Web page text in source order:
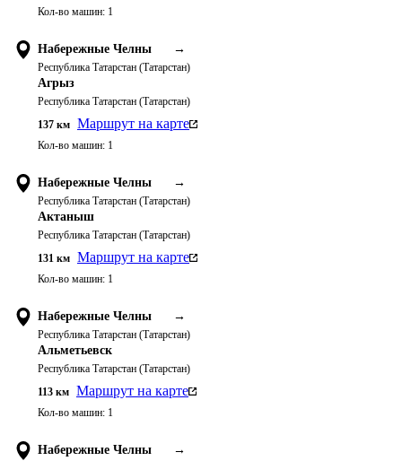
Кол-во машин: 1
Набережные Челны →
Республика Татарстан (Татарстан)
Агрыз
Республика Татарстан (Татарстан)
137 км Маршрут на карте
Кол-во машин: 1
Набережные Челны →
Республика Татарстан (Татарстан)
Актаныш
Республика Татарстан (Татарстан)
131 км Маршрут на карте
Кол-во машин: 1
Набережные Челны →
Республика Татарстан (Татарстан)
Альметьевск
Республика Татарстан (Татарстан)
113 км Маршрут на карте
Кол-во машин: 1
Набережные Челны →